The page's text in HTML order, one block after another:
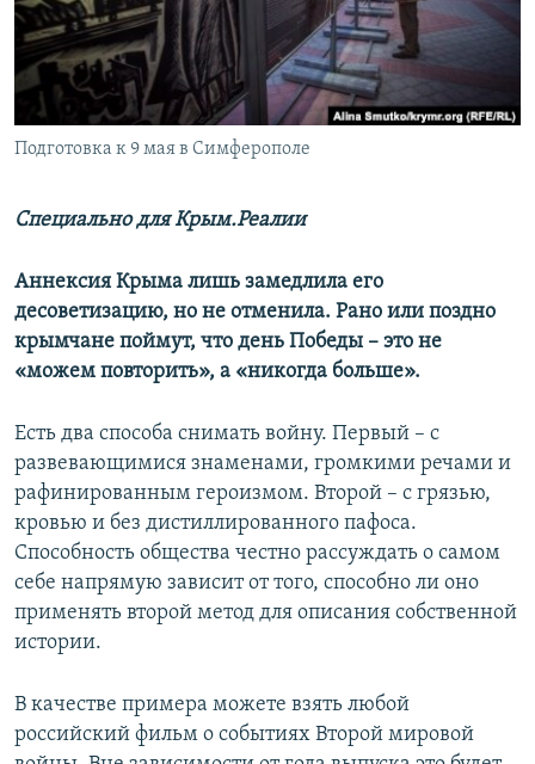
ПОБЕДИТЕЛЕЙ НЕ СУДЯТ?
КРЫМ.НЕПОКОРЕННЫЙ
ELIFBE
УКРАИНСКАЯ ПРОБЛЕМА КРЫМА
ПРИСОЕДИНЯЙТЕСЬ!
Подготовка к 9 мая в Симферополе
Специально для Крым.Реалии
Аннексия Крыма лишь замедлила его
десоветизацию, но не отменила. Рано или поздно
крымчане поймут, что день Победы – это не
«можем повторить», а «никогда больше».
Есть два способа снимать войну. Первый – с
развевающимися знаменами, громкими речами и
рафинированным героизмом. Второй – с грязью,
кровью и без дистиллированного пафоса.
Способность общества честно рассуждать о самом
себе напрямую зависит от того, способно ли оно
применять второй метод для описания собственной
истории.
В качестве примера можете взять любой
российский фильм о событиях Второй мировой